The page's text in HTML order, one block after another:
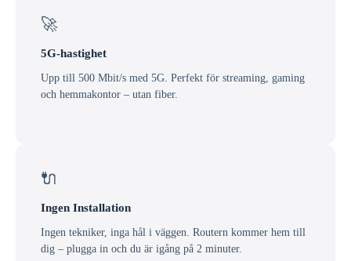
🚀
5G-hastighet
Upp till 500 Mbit/s med 5G. Perfekt för streaming, gaming
och hemmakontor – utan fiber.
🔌
Ingen Installation
Ingen tekniker, inga hål i väggen. Routern kommer hem till
dig – plugga in och du är igång på 2 minuter.